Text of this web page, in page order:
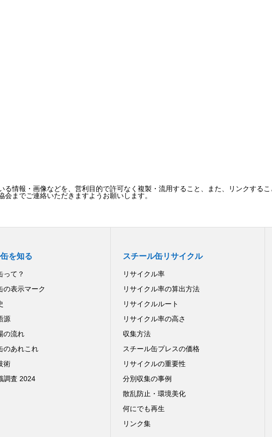
る情報・画像などを、営利目的で許可なく複製・流用すること、また、リンクする
会までご連絡いただきますようお願いします。
を知る
って？
の表示マーク
源
の流れ
のあれこれ
術
調査 2024
スチール缶リサイクル
リサイクル率
リサイクル率の算出方法
リサイクルルート
リサイクル率の高さ
収集方法
スチール缶プレスの価格
リサイクルの重要性
分別収集の事例
散乱防止・環境美化
何にでも再生
リンク集